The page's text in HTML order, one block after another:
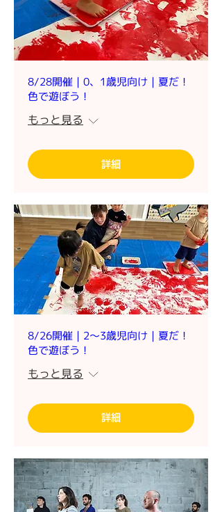
8/28開催｜0、1歳児向け｜夏だ！
色で遊ぼう！
もっと見る
詳細
8/26開催｜2～3歳児向け｜夏だ！
色で遊ぼう！
もっと見る
詳細